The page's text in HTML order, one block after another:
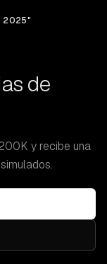
2025"
de
y recibe una